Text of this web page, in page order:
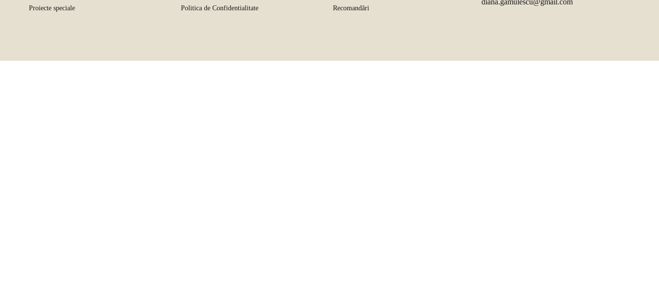
Proiecte speciale Politica de Confidentialitate Recomandări
diana.gamulescu@gmail.com